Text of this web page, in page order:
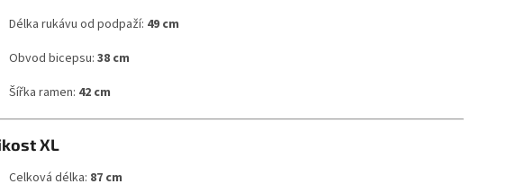
Délka rukávu od podpaží: 49 cm
Obvod bicepsu: 38 cm
Šířka ramen: 42 cm
XL
Celková délka: 87 cm